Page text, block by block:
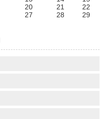
20 21
22
27 28
29